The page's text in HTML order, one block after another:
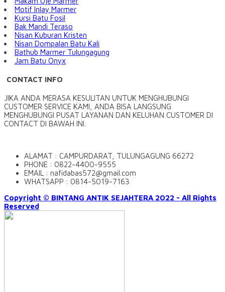
Motif Inlay Marmer
Kursi Batu Fosil
Bak Mandi Teraso
Nisan Kuburan Kristen
Nisan Dompalan Batu Kali
Bathub Marmer Tulungagung
Jam Batu Onyx
CONTACT INFO
JIKA ANDA MERASA KESULITAN UNTUK MENGHUBUNGI
CUSTOMER SERVICE KAMI, ANDA BISA LANGSUNG
MENGHUBUNGI PUSAT LAYANAN DAN KELUHAN CUSTOMER DI
CONTACT DI BAWAH INI.
ALAMAT : CAMPURDARAT, TULUNGAGUNG 66272
PHONE : 0822-4400-9555
EMAIL : nafidabas572@gmail.com
WHATSAPP : 0814-5019-7163
Copyright © BINTANG ANTIK SEJAHTERA 2022 - All Rights
Reserved